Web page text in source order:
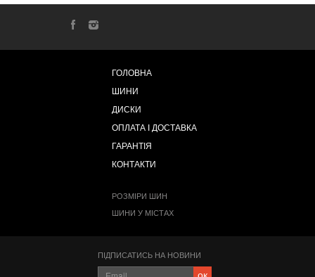
ГОЛОВНА
ШИНИ
ДИСКИ
ОПЛАТА І ДОСТАВКА
ГАРАНТІЯ
КОНТАКТИ
РОЗМІРИ ШИН
ШИНИ У МІСТАХ
ПІДПИСАТИСЬ НА НОВИНИ
ок